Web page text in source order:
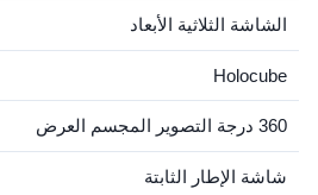
الشاشة الثلاثية الأبعاد
Holocube
360 درجة التصوير المجسم العرض
شاشة الإطار الثابتة